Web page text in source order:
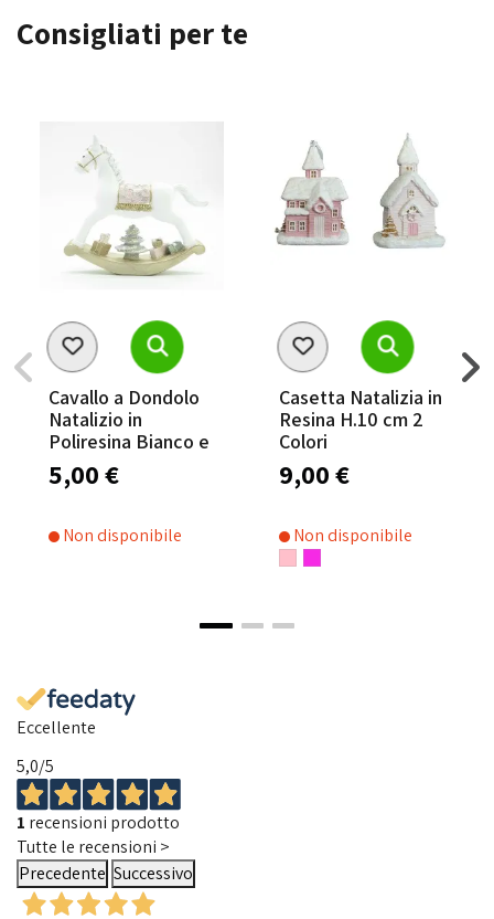
Consigliati per te
Cavallo a Dondolo
Natalizio in
Poliresina Bianco e
Rosa Disponibile in
Tre Misure
5,00 €
Non disponibile
Casetta Natalizia in
Resina H.10 cm 2
Colori
9,00 €
Non disponibile
Eccellente
5,0/5
1 recensioni prodotto
Tutte le recensioni >
Precedente Successivo